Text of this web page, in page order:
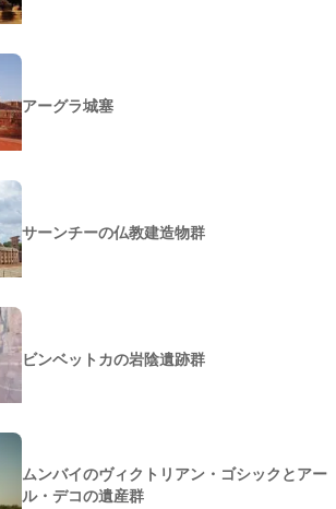
アーグラ城塞
サーンチーの仏教建造物群
ビンベットカの岩陰遺跡群
ムンバイのヴィクトリアン・ゴシックとアー
ル・デコの遺産群